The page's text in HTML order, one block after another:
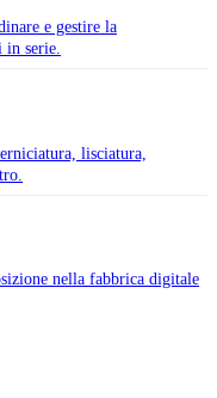
e gestire la
in serie.
lisciatura,
nella fabbrica digitale